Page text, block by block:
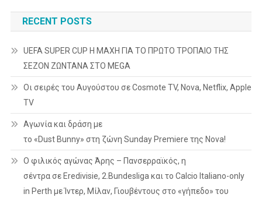
RECENT POSTS
UEFA SUPER CUP Η ΜΑΧΗ ΓΙΑ ΤΟ ΠΡΩΤΟ ΤΡΟΠΑΙΟ ΤΗΣ
ΣΕΖΟΝ ΖΩΝΤΑΝΑ ΣΤΟ MEGA
Οι σειρές του Αυγούστου σε Cosmote TV, Nova, Netflix, Apple
TV
Αγωνία και δράση με
το «Dust Bunny» στη ζώνη Sunday Premiere της Nova!
Ο φιλικός αγώνας Άρης – Πανσερραϊκός, η
σέντρα σε Eredivisie, 2.Bundesliga και το Calcio Italiano-only
in Perth με Ίντερ, Μίλαν, Γιουβέντους στο «γήπεδο» του